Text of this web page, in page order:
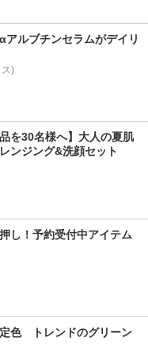
アルブチンセラムがデイリ
)
を30名様へ】大人の夏肌
ンジング&洗顔セット
し！予約受付中アイテム
色　トレンドのグリーン